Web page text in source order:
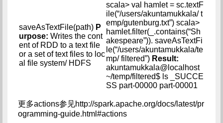
saveAsTextFile(path) P
urpose: Writes the cont
ent of RDD to a text file
or a set of text files to loc
al file system/ HDFS
scala> val hamlet = sc.textF
ile(“/users/akuntamukkala/ t
emp/gutenburg.txt”) scala>
hamlet.filter(_.contains(“Sh
akespeare”)). saveAsTextFi
le(“/users/akuntamukkala/te
mp/ filtered”) Result:
akuntamukkala@localhost
~/temp/filtered$ ls _SUCCE
SS part-00000 part-00001
更多actions参见http://spark.apache.org/docs/latest/pr
ogramming-guide.html#actions